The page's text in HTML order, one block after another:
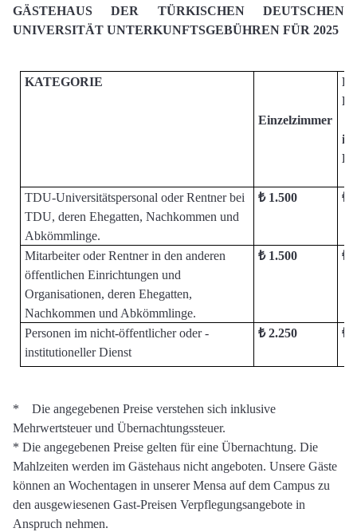
GÄSTEHAUS DER TÜRKISCHEN DEUTSCHEN
UNIVERSITÄT UNTERKUNFTSGEBÜHREN FÜR 2025
KATEGORIE
Einzelzimmer
im
TDU-Universitätspersonal oder Rentner bei
TDU, deren Ehegatten, Nachkommen und
Abkömmlinge.
₺ 1.500 ₺
Mitarbeiter oder Rentner in den anderen
öffentlichen Einrichtungen und
Organisationen, deren Ehegatten,
Nachkommen und Abkömmlinge.
₺ 1.500 ₺
Personen im nicht-öffentlicher oder -
institutioneller Dienst
₺ 2.250 ₺
* Die angegebenen Preise verstehen sich inklusive
Mehrwertsteuer und Übernachtungssteuer.
* Die angegebenen Preise gelten für eine Übernachtung. Die
Mahlzeiten werden im Gästehaus nicht angeboten. Unsere Gäste
können an Wochentagen in unserer Mensa auf dem Campus zu
den ausgewiesenen Gast-Preisen Verpflegungsangebote in
Anspruch nehmen.